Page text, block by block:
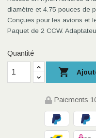
diamètre et 4.75 pouces de
Conçues pour les avions et
Paquet de 2 CCW.
Quantité

Paiements